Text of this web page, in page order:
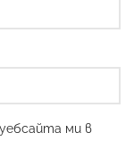
ми в